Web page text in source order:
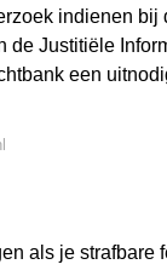
indienen bij
de Justitiële
een
als je strafbare